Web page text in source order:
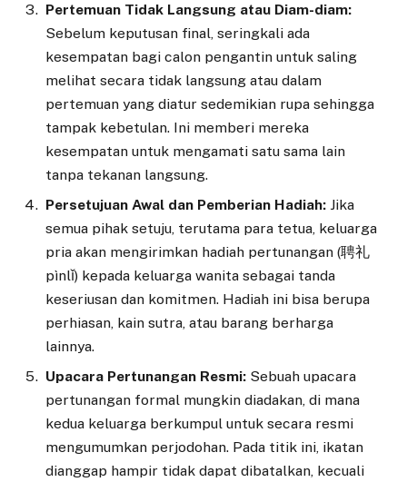
Pertemuan Tidak Langsung atau Diam-diam:
Sebelum keputusan final, seringkali ada
kesempatan bagi calon pengantin untuk saling
melihat secara tidak langsung atau dalam
pertemuan yang diatur sedemikian rupa sehingga
tampak kebetulan. Ini memberi mereka
kesempatan untuk mengamati satu sama lain
tanpa tekanan langsung.
Persetujuan Awal dan Pemberian Hadiah: Jika
semua pihak setuju, terutama para tetua, keluarga
pria akan mengirimkan hadiah pertunangan (聘礼
pìnlǐ) kepada keluarga wanita sebagai tanda
keseriusan dan komitmen. Hadiah ini bisa berupa
perhiasan, kain sutra, atau barang berharga
lainnya.
Upacara Pertunangan Resmi: Sebuah upacara
pertunangan formal mungkin diadakan, di mana
kedua keluarga berkumpul untuk secara resmi
mengumumkan perjodohan. Pada titik ini, ikatan
dianggap hampir tidak dapat dibatalkan, kecuali